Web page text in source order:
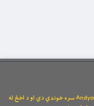
د وېبپاڼې ټولې توکیزې او مانیزې رښتې له Andyal.com سره خوندي دي او د اخځ له